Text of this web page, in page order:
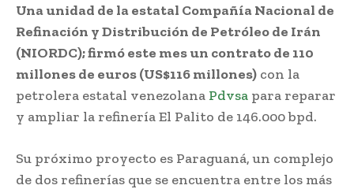
Una unidad de la estatal Compañía Nacional de
Refinación y Distribución de Petróleo de Irán
(NIORDC); firmó este mes un contrato de 110
millones de euros (US$116 millones) con la
petrolera estatal venezolana Pdvsa para reparar
y ampliar la refinería El Palito de 146.000 bpd.
Su próximo proyecto es Paraguaná, un complejo
de dos refinerías que se encuentra entre los más